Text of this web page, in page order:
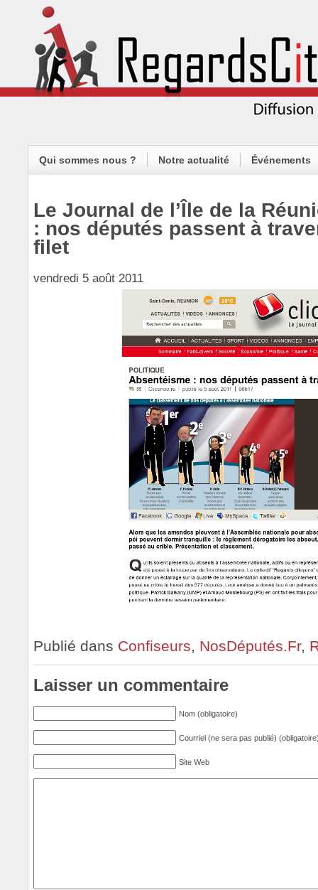
Qui sommes nous ? Notre actualité Événements
Le Journal de l’Île de la
: nos députés passent à
filet
vendredi 5 août 2011
Publié dans Confiseurs, NosDéputés.Fr,
Laisser un commentaire
Nom (obligatoire)
Courriel (ne sera pas publié)
Site Web